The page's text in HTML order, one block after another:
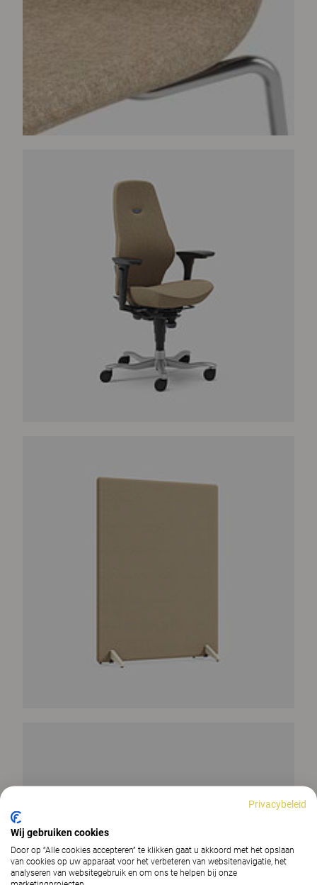
Privacybeleid
Wij gebruiken cookies
Door op “Alle cookies accepteren” te klikken gaat u akkoord met het opslaan
van cookies op uw apparaat voor het verbeteren van websitenavigatie, het
analyseren van websitegebruik en om ons te helpen bij onze